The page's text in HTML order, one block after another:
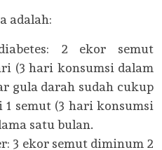
adalah:
2 ekor semut
(3 hari konsumsi dalam
gula darah sudah cukup
semut (3 hari konsumsi
satu bulan.
3 ekor semut diminum 2